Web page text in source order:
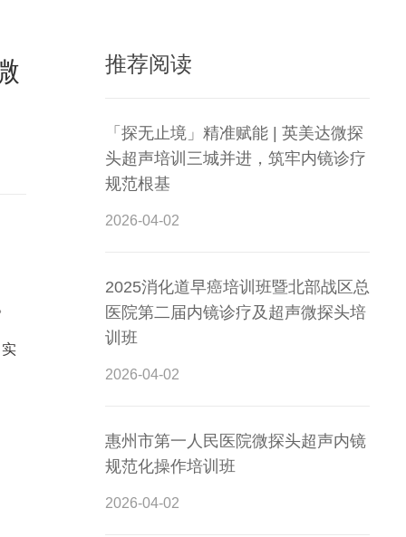
推荐阅读
「探无止境」精准赋能 | 英美达微探
头超声培训三城并进，筑牢内镜诊疗
规范根基
2026-04-02
2025消化道早癌培训班暨北部战区总
医院第二届内镜诊疗及超声微探头培
训班
2026-04-02
惠州市第一人民医院微探头超声内镜
规范化操作培训班
2026-04-02